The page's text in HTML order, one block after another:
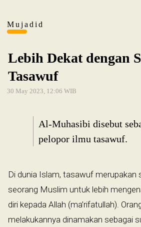
Mujadid
Lebih Dekat dengan
Tasawuf
30 May 2023, 12:06 WIB
Al-Muhasibi disebut
pelopor ilmu tasawuf.
Di dunia Islam, tasawuf merupakan
seorang Muslim untuk lebih
diri kepada Allah (ma’rifatullah).
melakukannya dinamakan sebagai